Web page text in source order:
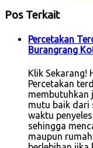
Pos Terkait
Percetakan
Burangrang
Klik Sekarang!
Percetakan
membutuhkan
mutu baik dari
waktu
sehingga
maupun